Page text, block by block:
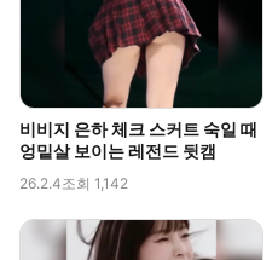
비비지 은하 체크 스커트 숙일 때
엉밑살 보이는 레전드 뒷캠
26.2.4조회 1,142